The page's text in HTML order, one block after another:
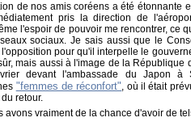
de nos amis coréens a été étonnante
pris la direction de
l'espoir de pouvoir me rencontrer, ce
sociaux. Je sais aussi que le
pour qu'il interpelle le
mais aussi à l'image de la République
devant l'ambassade du Japon à
"femmes de réconfort", où il était
retour.
avons vraiment de la chance d'avoir de